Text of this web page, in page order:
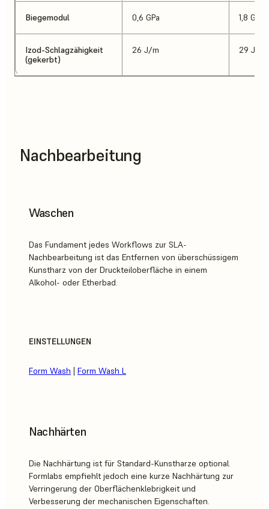
Biegemodul 0,6 GPa 1,8 GPa
Izod-Schlagzähigkeit
(gekerbt)
26 J/m 29 J/m
Nachbearbeitung
Waschen
Das Fundament jedes Workflows zur SLA-
Nachbearbeitung ist das Entfernen von überschüssigem
Kunstharz von der Druckteiloberfläche in einem
Alkohol- oder Etherbad.
EINSTELLUNGEN
Form Wash | Form Wash L
Nachhärten
Die Nachhärtung ist für Standard-Kunstharze optional.
Formlabs empfiehlt jedoch eine kurze Nachhärtung zur
Verringerung der Oberflächenklebrigkeit und
Verbesserung der mechanischen Eigenschaften.